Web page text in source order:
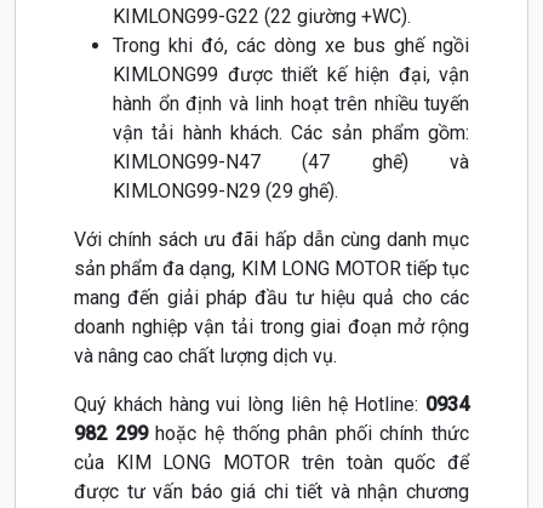
KIMLONG99-G22 (22 giường +WC).
Trong khi đó, các dòng xe bus ghế ngồi
KIMLONG99 được thiết kế hiện đại, vận
hành ổn định và linh hoạt trên nhiều tuyến
vận tải hành khách. Các sản phẩm gồm:
KIMLONG99-N47 (47 ghế) và
KIMLONG99-N29 (29 ghế).
Với chính sách ưu đãi hấp dẫn cùng danh mục
sản phẩm đa dạng, KIM LONG MOTOR tiếp tục
mang đến giải pháp đầu tư hiệu quả cho các
doanh nghiệp vận tải trong giai đoạn mở rộng
và nâng cao chất lượng dịch vụ.
Quý khách hàng vui lòng liên hệ Hotline: 0934
982 299hoặc hệ thống phân phối chính thức
của KIM LONG MOTOR trên toàn quốc để
được tư vấn báo giá chi tiết và nhận chương